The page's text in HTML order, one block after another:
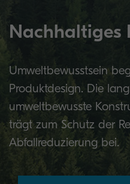
Nachhaltiges
Umweltbewusstsein
Produktdesign. Die
umweltbewusste
trägt zum Schutz der
Abfallreduzierung bei.